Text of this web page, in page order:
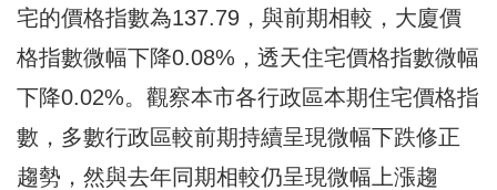
宅的價格指數為137.79，與前期相較，大廈價
格指數微幅下降0.08%，透天住宅價格指數微幅
下降0.02%。觀察本市各行政區本期住宅價格指
數，多數行政區較前期持續呈現微幅下跌修正
趨勢，然與去年同期相較仍呈現微幅上漲趨